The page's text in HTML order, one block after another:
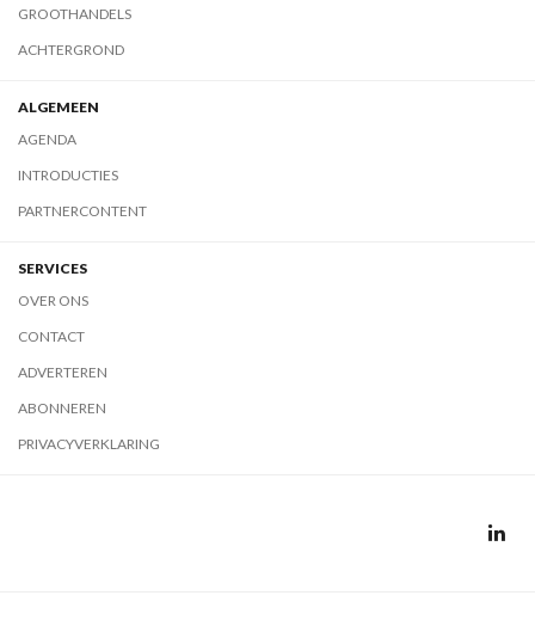
GROOTHANDELS
ACHTERGROND
ALGEMEEN
AGENDA
INTRODUCTIES
PARTNERCONTENT
SERVICES
OVER ONS
CONTACT
ADVERTEREN
ABONNEREN
PRIVACYVERKLARING